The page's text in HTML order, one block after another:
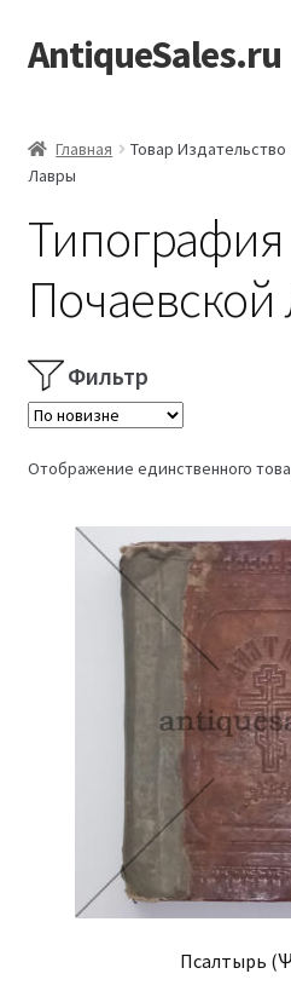
Перейти
к
Перейти
к
AntiqueSales.ru
Главная Товар Издательство
Лавры
Типография
Фильтр
Отображение единственного
Псалтырь